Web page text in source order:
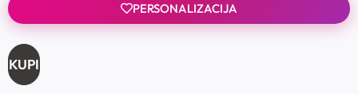
PERSONALIZACIJA
KUPI